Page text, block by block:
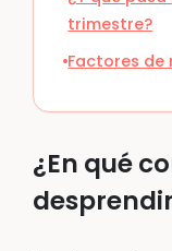
trimestre?
Factores de
¿En qué